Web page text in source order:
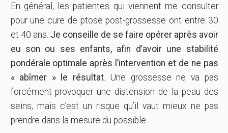
En général, les patientes qui viennent me consulter
pour une cure de ptose post-grossesse ont entre 30
et 40 ans. Je conseille de se faire opérer après avoir
eu son ou ses enfants, afin d’avoir une stabilité
pondérale optimale après l’intervention et de ne pas
« abîmer » le résultat . Une grossesse ne va pas
forcément provoquer une distension de la peau des
seins, mais c’est un risque qu’il vaut mieux ne pas
prendre dans la mesure du possible.